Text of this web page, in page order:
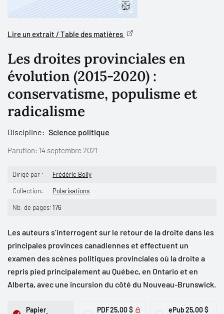
Lire un extrait / Table des matières
Les droites provinciales en
évolution (2015-2020) :
conservatisme, populisme et
radicalisme
Discipline: Science politique
Parution: 14 septembre 2021
Dirigé par : Frédéric Boily
Collection: Polarisations
Nb. de pages:176
Les auteurs s’interrogent sur le retour de la droite dans les
principales provinces canadiennes et effectuent un
examen des scènes politiques provinciales où la droite a
repris pied principalement au Québec, en Ontario et en
Alberta, avec une incursion du côté du Nouveau-Brunswick.
Papier
PDF25,00 $ ePub25,00 $